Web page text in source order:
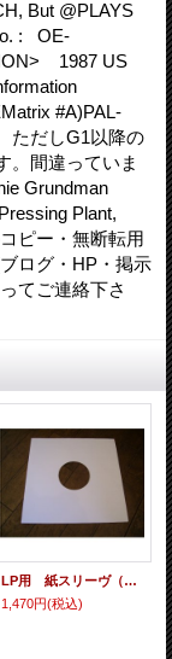
But @PLAYS
: OE-
1987 US
#A)PAL-
ただしG1以降の
。間違っていま
Grundman
Plant,
ピー・無断転用
ログ・HP・掲示
てご連絡下さ
LP用 紙スリーヴ（レギュラー 四角の角） 10枚セット
1,470円(税込)